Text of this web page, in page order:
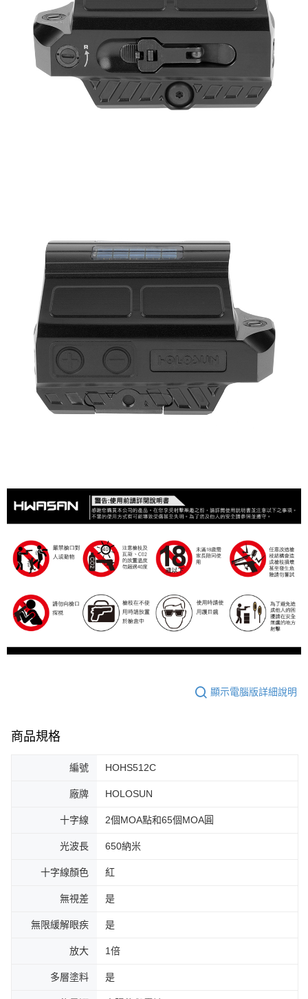
顯示電腦版詳細說明
商品規格
編號 HOHS512C
廠牌 HOLOSUN
十字線 2個MOA點和65個MOA圓
光波長 650納米
十字線顏色 紅
無視差 是
無限緩解眼疾 是
放大 1倍
多層塗料 是